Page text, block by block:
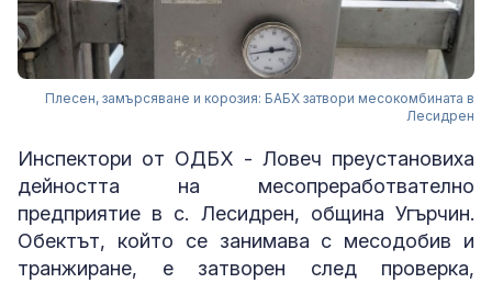
Плесен, замърсяване и корозия: БАБХ затвори месокомбината в
Лесидрен
Инспектори от ОДБХ - Ловеч преустановиха
дейността на месопреработвателно
предприятие в с. Лесидрен, община Угърчин.
Обектът, който се занимава с месодобив и
транжиране, е затворен след проверка,